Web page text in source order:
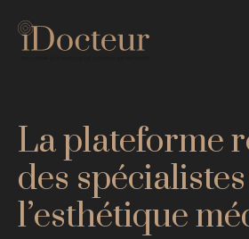
La plateforme
des
l’esthétique